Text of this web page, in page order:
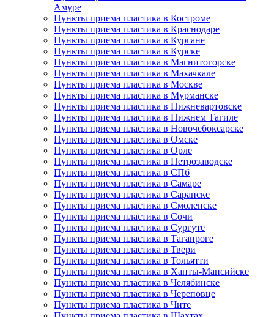
Амуре
Пункты приема пластика в Костроме
Пункты приема пластика в Краснодаре
Пункты приема пластика в Кургане
Пункты приема пластика в Курске
Пункты приема пластика в Магнитогорске
Пункты приема пластика в Махачкале
Пункты приема пластика в Москве
Пункты приема пластика в Мурманске
Пункты приема пластика в Нижневартовске
Пункты приема пластика в Нижнем Тагиле
Пункты приема пластика в Новочебоксарске
Пункты приема пластика в Омске
Пункты приема пластика в Орле
Пункты приема пластика в Петрозаводске
Пункты приема пластика в СПб
Пункты приема пластика в Самаре
Пункты приема пластика в Саранске
Пункты приема пластика в Смоленске
Пункты приема пластика в Сочи
Пункты приема пластика в Сургуте
Пункты приема пластика в Таганроге
Пункты приема пластика в Твери
Пункты приема пластика в Тольятти
Пункты приема пластика в Ханты-Мансийске
Пункты приема пластика в Челябинске
Пункты приема пластика в Череповце
Пункты приема пластика в Чите